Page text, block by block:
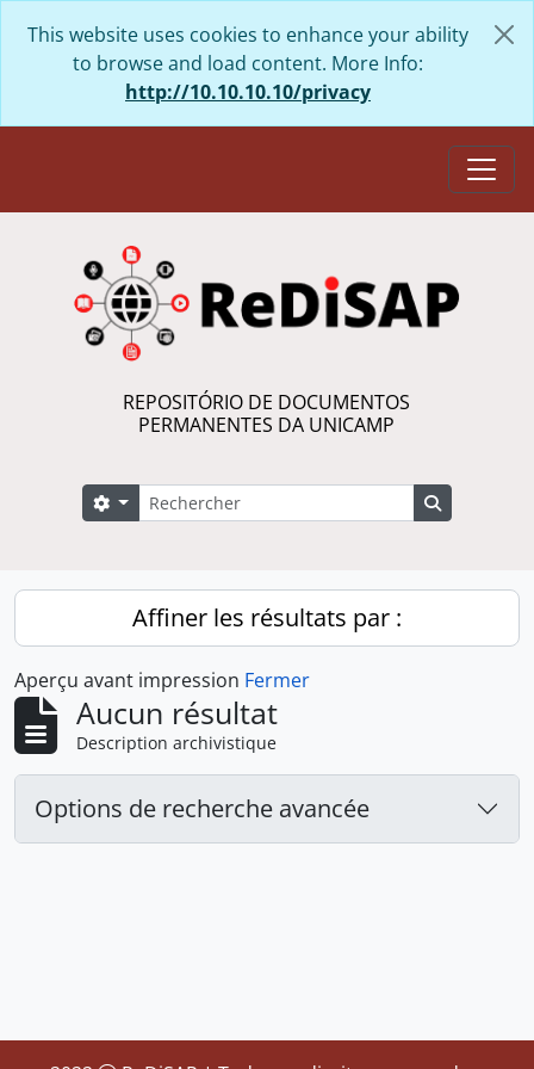
This website uses cookies to enhance your ability
to browse and load content. More Info:
http://10.10.10.10/privacy
REPOSITÓRIO DE DOCUMENTOS
PERMANENTES DA UNICAMP
Rechercher
Search options
Affiner les résultats par :
Aperçu avant impression Fermer
Aucun résultat
Description archivistique
Options de recherche avancée